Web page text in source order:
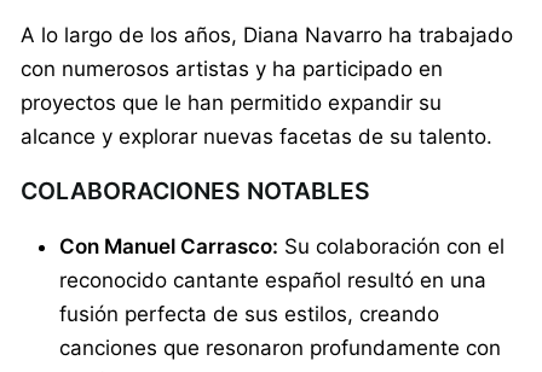
A lo largo de los años, Diana Navarro ha trabajado
con numerosos artistas y ha participado en
proyectos que le han permitido expandir su
alcance y explorar nuevas facetas de su talento.
COLABORACIONES NOTABLES
Con Manuel Carrasco: Su colaboración con el
reconocido cantante español resultó en una
fusión perfecta de sus estilos, creando
canciones que resonaron profundamente con